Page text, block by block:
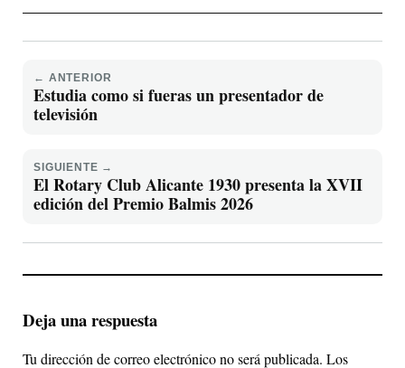
← ANTERIOR
Estudia como si fueras un presentador de
televisión
SIGUIENTE →
El Rotary Club Alicante 1930 presenta la XVII
edición del Premio Balmis 2026
Deja una respuesta
Tu dirección de correo electrónico no será publicada. Los